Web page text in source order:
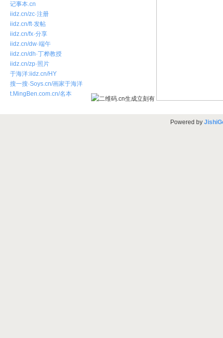
记事本.cn
iidz.cn/zc·注册
iidz.cn/ft·发帖
iidz.cn/fx·分享
iidz.cn/dw·端午
iidz.cn/dh·丁桦教授
iidz.cn/zp·照片
于海洋:iidz.cn/HY
搜一搜·Soys.cn/画家于海洋
t.MingBen.com.cn/名本
Powered by